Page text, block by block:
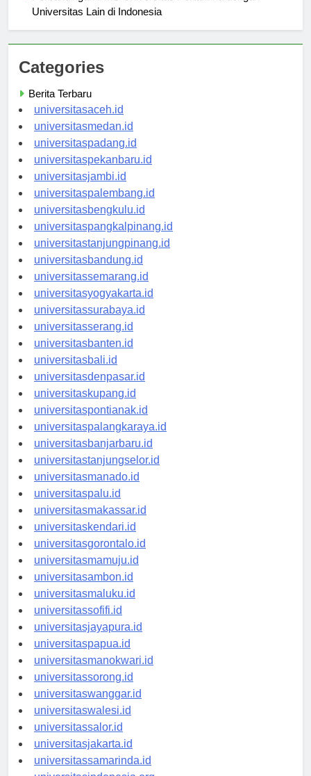
Perbandingan PMB Universitas Pertamina dengan
Categories
Berita Terbaru
universitasaceh.id
universitasmedan.id
universitaspadang.id
universitaspekanbaru.id
universitasjambi.id
universitaspalembang.id
universitasbengkulu.id
universitaspangkalpinang.id
universitastanjungpinang.id
universitasbandung.id
universitassemarang.id
universitasyogyakarta.id
universitassurabaya.id
universitasserang.id
universitasbanten.id
universitasbali.id
universitasdenpasar.id
universitaskupang.id
universitaspontianak.id
universitaspalangkaraya.id
universitasbanjarbaru.id
universitastanjungselor.id
universitasmanado.id
universitaspalu.id
universitasmakassar.id
universitaskendari.id
universitasgorontalo.id
universitasmamuju.id
universitasambon.id
universitasmaluku.id
universitassofifi.id
universitasjayapura.id
universitaspapua.id
universitasmanokwari.id
universitassorong.id
universitaswanggar.id
universitaswalesi.id
universitassalor.id
universitasjakarta.id
universitassamarinda.id